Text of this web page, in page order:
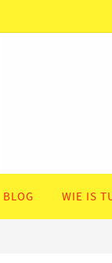
BLOG WIE IS